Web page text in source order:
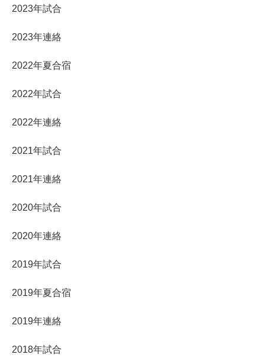
2023年試合
2023年連絡
2022年夏合宿
2022年試合
2022年連絡
2021年試合
2021年連絡
2020年試合
2020年連絡
2019年試合
2019年夏合宿
2019年連絡
2018年試合